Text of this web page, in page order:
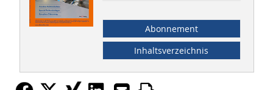
Abonnement
Inhaltsverzeichnis